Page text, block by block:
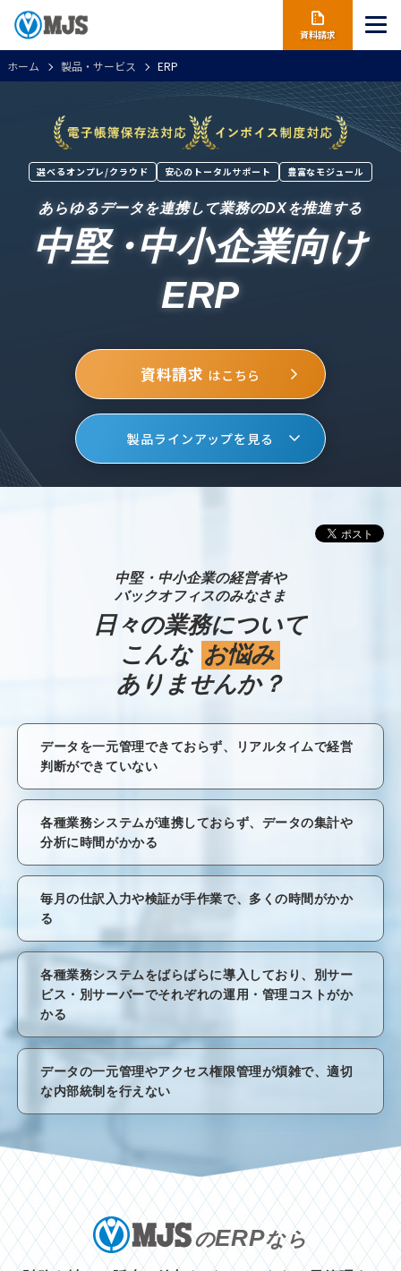
資料請求
ホーム 製品・サービス ERP
選べるオンプレ/クラウド 安心のトータルサポート 豊富なモジュール
あらゆるデータを連携して業務のDXを推進する
中堅・中小企業向け
ERP
資料請求 はこちら
製品ラインアップを見る
中堅・中小企業の経営者や
バックオフィスのみなさま
日々の業務について
こんな お悩み
ありませんか？
データを一元管理できておらず、リアルタイムで経営
判断ができていない
各種業務システムが連携しておらず、データの集計や
分析に時間がかかる
毎月の仕訳入力や検証が手作業で、多くの時間がかか
る
各種業務システムをばらばらに導入しており、別サー
ビス・別サーバーでそれぞれの運用・管理コストがか
かる
データの一元管理やアクセス権限管理が煩雑で、適切
な内部統制を行えない
のERPなら